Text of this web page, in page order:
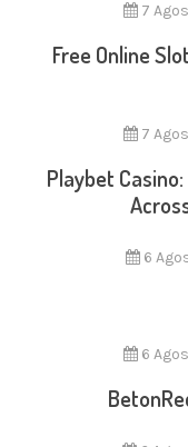
7
Free Online
7
Playbet
6
6